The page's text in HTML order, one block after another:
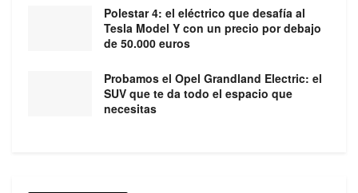
Polestar 4: el eléctrico que desafía al
Tesla Model Y con un precio por debajo
de 50.000 euros
Probamos el Opel Grandland Electric: el
SUV que te da todo el espacio que
necesitas